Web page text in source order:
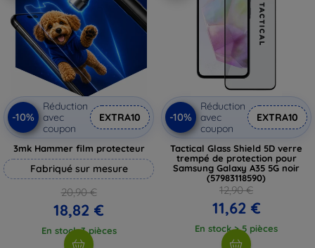
-10%
Réduction
avec
coupon
EXTRA10
3mk Hammer film protecteur
Fabriqué sur mesure
20,90 €
18,82 €
En stock 3 pièces
-10%
Réduction
avec
coupon
EXTRA10
Tactical Glass Shield 5D verre
trempé de protection pour
Samsung Galaxy A35 5G noir
(57983118590)
12,90 €
11,62 €
En stock > 5 pièces